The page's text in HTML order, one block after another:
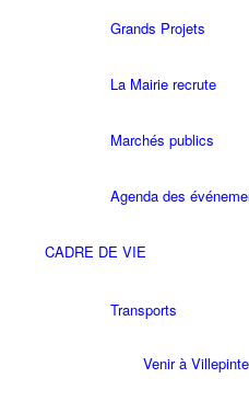
Grands Projets
La Mairie recrute
Marchés publics
Agenda des
CADRE DE VIE
Transports
Venir à Villepinte